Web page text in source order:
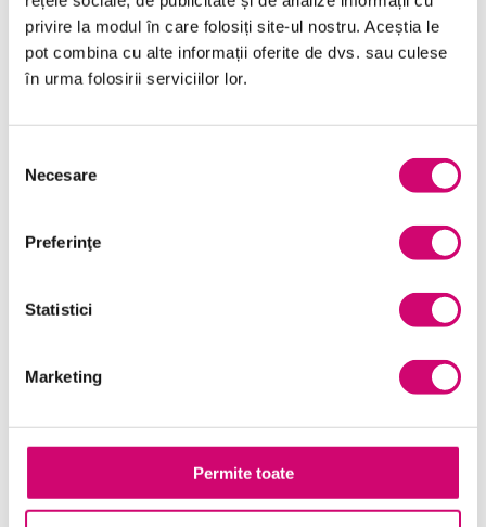
privire la modul în care folosiți site-ul nostru. Aceștia le
pot combina cu alte informații oferite de dvs. sau culese
în urma folosirii serviciilor lor.
consimțământului
Necesare
Preferinţe
Statistici
Marketing
Permite toate
Dezvoltare personală și profesională
Finanțe
Marketing
Resurse Umane